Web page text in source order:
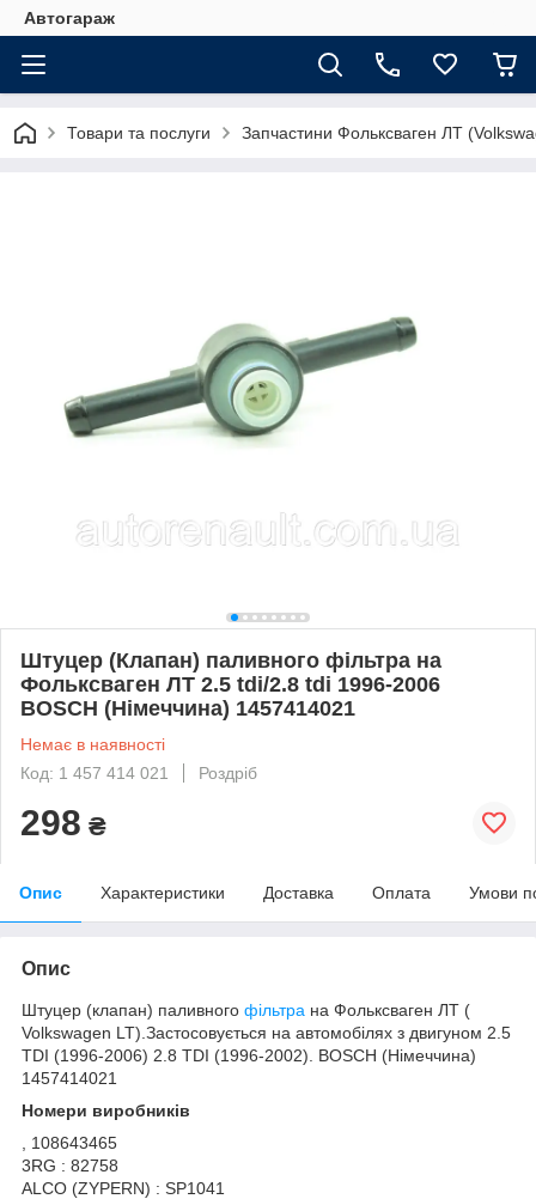
Автогараж
Товари та послуги Запчастини Фольксваген ЛТ
Штуцер (Клапан) паливного фільтра на
Фольксваген ЛТ 2.5 tdi/2.8 tdi 1996-2006
BOSCH (Німеччина) 1457414021
Немає в наявності
Код: 1 457 414 021
Роздріб
298 ₴
Опис Характеристики Доставка Оплата Умови
Опис
Штуцер (клапан) паливного фільтра на Фольксваген ЛТ (
Volkswagen LT).Застосовується на автомобілях з двигуном 2.5
TDI (1996-2006) 2.8 TDI (1996-2002). BOSCH (Німеччина)
1457414021
Номери виробників
, 108643465
3RG : 82758
ALCO (ZYPERN) : SP1041